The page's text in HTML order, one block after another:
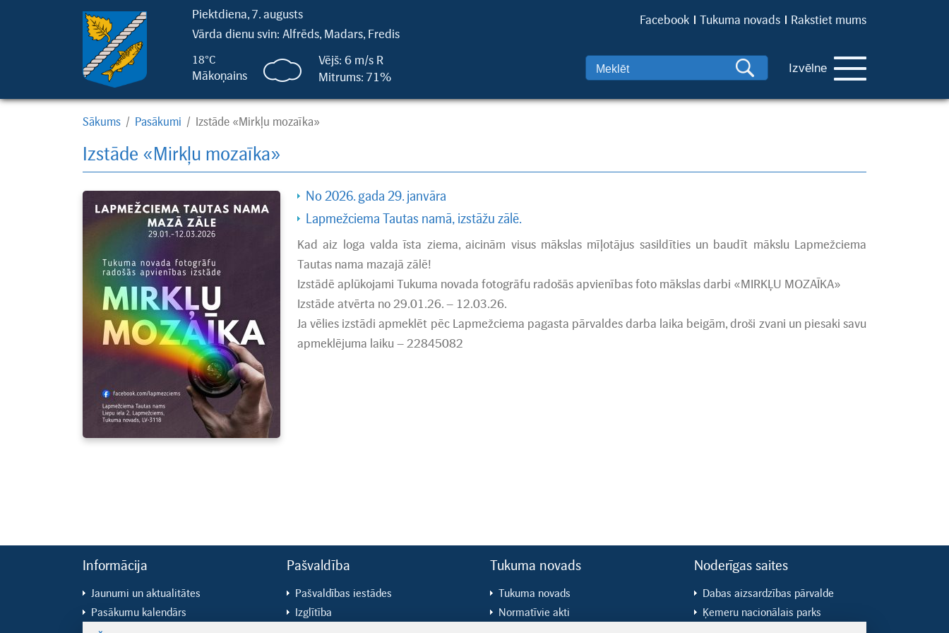
Piektdiena, 7. augusts
Vārda dienu svin: Alfrēds, Madars, Fredis
Facebook Tukuma novads Rakstiet mums
18°C
Mākoņains
Vējš: 6 m/s R
Mitrums: 71%
Izvēlne
Sākums / Pasākumi / Izstāde «Mirkļu mozaīka»
Izstāde «Mirkļu mozaīka»
No 2026. gada 29. janvāra
Lapmežciema Tautas namā, izstāžu zālē.
Kad aiz loga valda īsta ziema, aicinām visus mākslas mīļotājus sasildīties un baudīt mākslu Lapmežciema
Tautas nama mazajā zālē!
Izstādē aplūkojami Tukuma novada fotogrāfu radošās apvienības foto mākslas darbi «MIRKĻU MOZAĪKA»
Izstāde atvērta no 29.01.26. – 12.03.26.
Ja vēlies izstādi apmeklēt pēc Lapmežciema pagasta pārvaldes darba laika beigām, droši zvani un piesaki savu
apmeklējuma laiku – 22845082
Informācija
Jaunumi un aktualitātes
Pasākumu kalendārs
Pašvaldība
Pašvaldības iestādes
Izglītība
Tukuma novads
Tukuma novads
Normatīvie akti
Noderīgas saites
Dabas aizsardzības pārvalde
Ķemeru nacionālais parks